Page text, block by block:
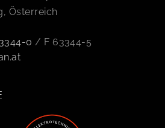
Österreich
0 / F 63344-5